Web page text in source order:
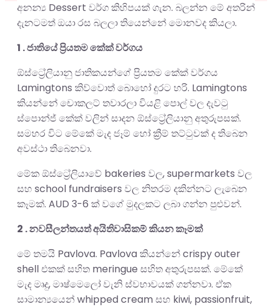
අනන්‍ය Dessert වර්ග කිහිපයක් ගැන. බලන්න මේ අතරින්
දැනටමත් ඔයා රස බලලා තියෙන්නේ මොනවද කියලා.
1 . ජාතියේ ප්‍රියතම කේක් වර්ගය
ඕස්ට්‍රේලියානු ජාතිකයන්ගේ ප්‍රියතම කේක් වර්ගය
Lamingtons කිව්වොත් බොහෝ දුරට හරි. Lamingtons
කියන්නේ චොකලට් තවාරලා වියළි පොල් වල දැවටු
ස්පොන්ජ් කේක් වලින් සාදන ඕස්ට්‍රේලියානු අතුරුපසක්.
සමහර විට මේකේ මැද ජෑම් හෝ ක්‍රීම් තට්ටුවක් ද තිබෙන
අවස්ථා තිබෙනවා.
මේක ඕස්ට්‍රේලියාවේ bakeries වල, supermarkets වල
සහ school fundraisers වල නිතරම දකින්නට ලැබෙන
කෑමක්. AUD 3-6 ක් වගේ මුදලකට ලබා ගන්න පුළුවන්.
2 . නවසීලන්තයත් අයිතිවාසිකම් කියන කෑමක්
මේ තමයි Pavlova. Pavlova කියන්නේ crispy outer
shell එකක් සහිත meringue සහිත අතුරුපසක්. මේකේ
මැද මෘදු, මාෂ්මෙලෝ වැනි ස්වභාවයක් ගන්නවා. ඒක
සාමාන්‍යයෙන් whipped cream සහ kiwi, passionfruit,